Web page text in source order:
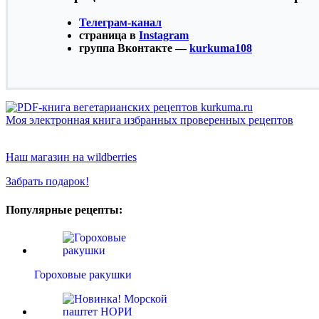
Телеграм-канал
страница в Instagram
группа Вконтакте —kurkuma108
Моя электронная книга избранных проверенных рецептов
Наш магазин на wildberries
Забрать подарок!
Популярные рецепты:
Гороховые ракушки